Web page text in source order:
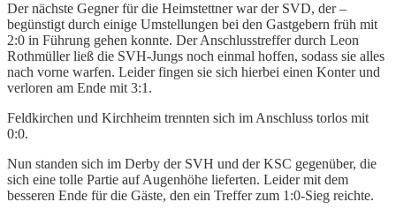
Der nächste Gegner für die Heimstettner war der SVD, der –
begünstigt durch einige Umstellungen bei den Gastgebern früh mit
2:0 in Führung gehen konnte. Der Anschlusstreffer durch Leon
Rothmüller ließ die SVH-Jungs noch einmal hoffen, sodass sie alles
nach vorne warfen. Leider fingen sie sich hierbei einen Konter und
verloren am Ende mit 3:1.
Feldkirchen und Kirchheim trennten sich im Anschluss torlos mit
0:0.
Nun standen sich im Derby der SVH und der KSC gegenüber, die
sich eine tolle Partie auf Augenhöhe lieferten. Leider mit dem
besseren Ende für die Gäste, den ein Treffer zum 1:0-Sieg reichte.